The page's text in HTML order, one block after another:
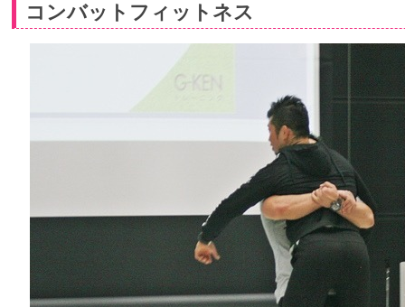
コンバットフィットネス